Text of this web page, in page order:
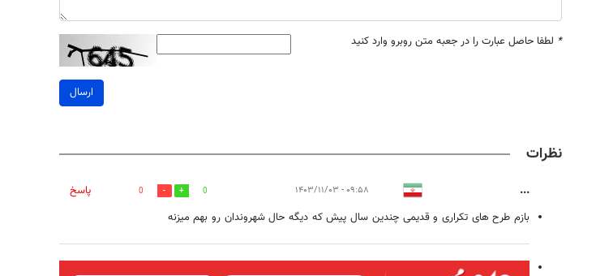
* لطفا حاصل عبارت را در جعبه متن روبرو وارد کنید
ارسال
نظرات
... ۰۹:۵۸ - ۱۴۰۳/۱۱/۰۳ 0
0
پاسخ
بازم طرح های تکراری و قدیمی چندین سال پیش که دیگه حال شهروندان رو بهم میزنه